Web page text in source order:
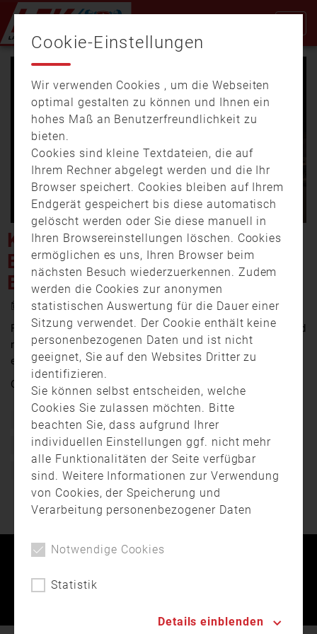
Video
KOLLERSRIED: FEUER IN
EINFAMILIENHAUS –
BEWOHNER VERLETZT
8. Februar 2023 14:25
Fünf Feuerwehren mussten gestern zu einem Großbrand
nach Kollersried bei Hemau ausrücken. Ein Bewohner
erlitt eine Rauchvergiftung.
Quelle: TVA Ostbayern
Bayern Brand Einsatz Feuerwehr
Freiwillige Feuerwehr Rauchgasvergiftung Wohnhaus
Wohnungsbrand
Cookie-Einstellungen
Wir verwenden Cookies , um die Webseiten
optimal gestalten zu können und Ihnen ein
hohes Maß an Benutzerfreundlichkeit zu
bieten.
Cookies sind kleine Textdateien, die auf
Ihrem Rechner abgelegt werden und die Ihr
Browser speichert. Cookies bleiben auf Ihrem
Endgerät gespeichert bis diese automatisch
gelöscht werden oder Sie diese manuell in
Ihren Browsereinstellungen löschen. Cookies
ermöglichen es uns, Ihren Browser beim
nächsten Besuch wiederzuerkennen. Zudem
werden die Cookies zur anonymen
statistischen Auswertung für die Dauer einer
Sitzung verwendet. Der Cookie enthält keine
personenbezogenen Daten und ist nicht
geeignet, Sie auf den Websites Dritter zu
identifizieren.
Sie können selbst entscheiden, welche
Cookies Sie zulassen möchten. Bitte
beachten Sie, dass aufgrund Ihrer
individuellen Einstellungen ggf. nicht mehr
alle Funktionalitäten der Seite verfügbar
sind. Weitere Informationen zur Verwendung
von Cookies, der Speicherung und
Verarbeitung personenbezogener Daten
Notwendige Cookies
Statistik
Details einblenden